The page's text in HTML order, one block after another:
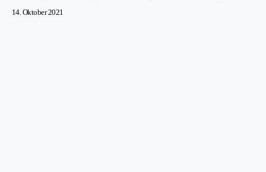
14. Oktober 2021